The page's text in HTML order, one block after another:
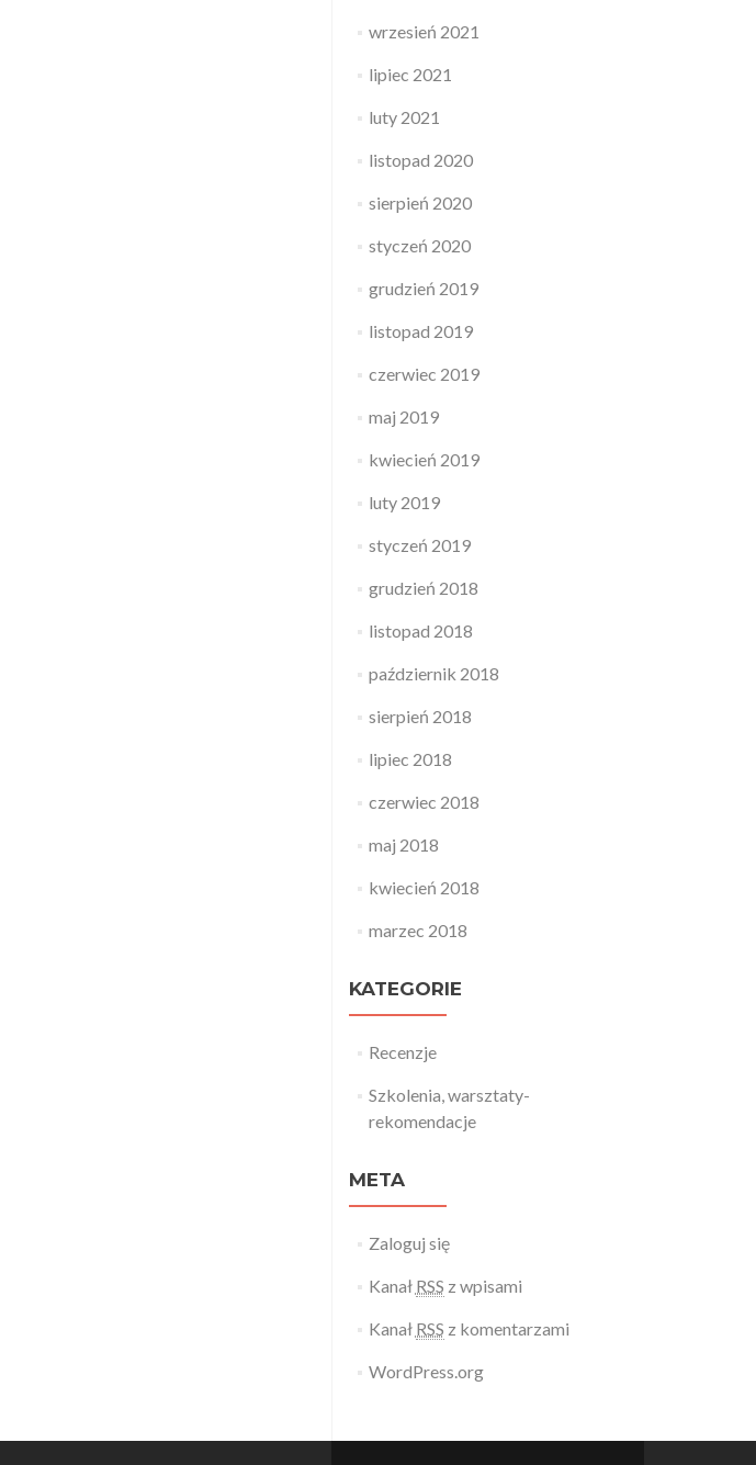
wrzesień 2021
lipiec 2021
luty 2021
listopad 2020
sierpień 2020
styczeń 2020
grudzień 2019
listopad 2019
czerwiec 2019
maj 2019
kwiecień 2019
luty 2019
styczeń 2019
grudzień 2018
listopad 2018
październik 2018
sierpień 2018
lipiec 2018
czerwiec 2018
maj 2018
kwiecień 2018
marzec 2018
KATEGORIE
Recenzje
Szkolenia, warsztaty-
rekomendacje
META
Zaloguj się
Kanał RSS z wpisami
Kanał RSS z komentarzami
WordPress.org